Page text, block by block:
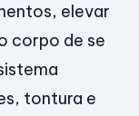
elevar
corpo de se
tontura e